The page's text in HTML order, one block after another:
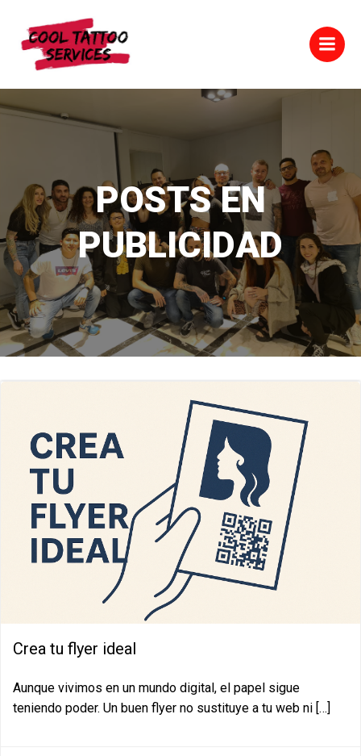
POSTS EN
PUBLICIDAD
Crea tu flyer ideal
Aunque vivimos en un mundo digital, el papel sigue
teniendo poder. Un buen flyer no sustituye a tu web ni […]